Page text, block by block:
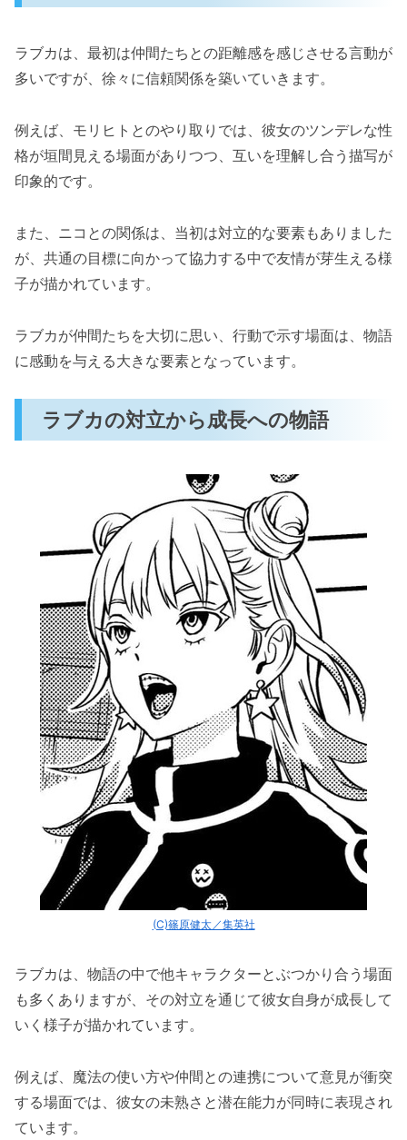
ラブカは、最初は仲間たちとの距離感を感じさせる言動が
多いですが、徐々に信頼関係を築いていきます。
例えば、モリヒトとのやり取りでは、彼女のツンデレな性
格が垣間見える場面がありつつ、互いを理解し合う描写が
印象的です。
また、ニコとの関係は、当初は対立的な要素もありました
が、共通の目標に向かって協力する中で友情が芽生える様
子が描かれています。
ラブカが仲間たちを大切に思い、行動で示す場面は、物語
に感動を与える大きな要素となっています。
ラブカの対立から成長への物語
(C)篠原健太／集英社
ラブカは、物語の中で他キャラクターとぶつかり合う場面
も多くありますが、その対立を通じて彼女自身が成長して
いく様子が描かれています。
例えば、魔法の使い方や仲間との連携について意見が衝突
する場面では、彼女の未熟さと潜在能力が同時に表現され
ています。